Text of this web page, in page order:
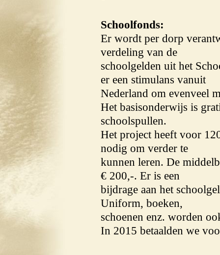
Schoolfonds:
Er wordt per dorp
verdeling van de
schoolgelden uit het
er een stimulans vanuit
Nederland om evenveel
Het basisonderwijs is
schoolspullen.
Het project heeft voor
nodig om verder te
kunnen leren. De
€ 200,-. Er is een
bijdrage aan het
Uniform, boeken,
schoenen enz. worden
In 2015 betaalden we